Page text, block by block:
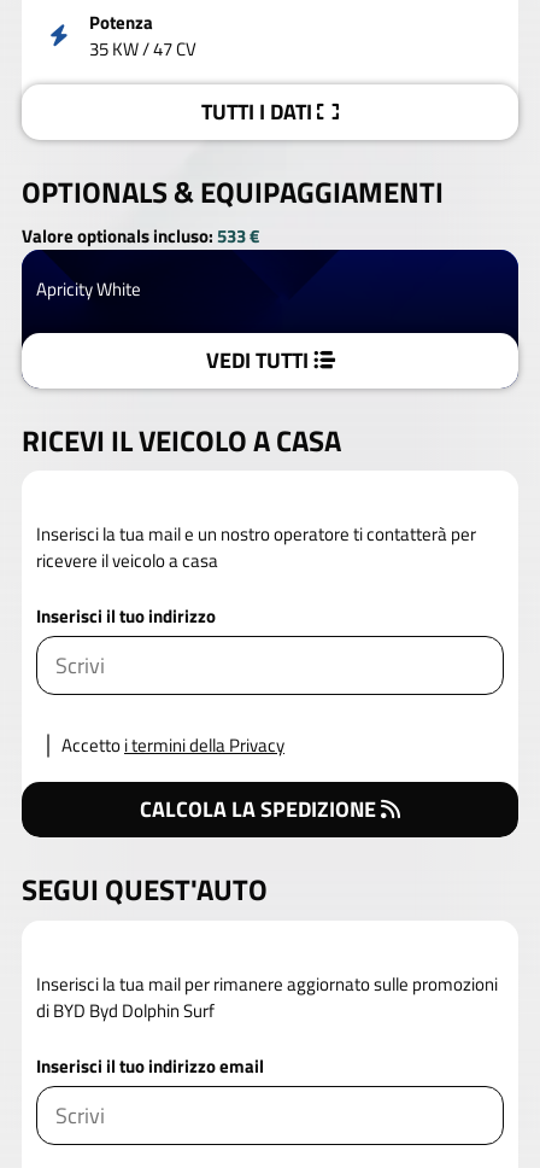
Potenza
35 KW / 47 CV
TUTTI I DATI
OPTIONALS &EQUIPAGGIAMENTI
Valore optionals incluso:533 €
Apricity White
VEDI TUTTI
RICEVI IL VEICOLO A CASA
Inserisci la tua mail e un nostro operatore ti contatterà per
ricevere il veicolo a casa
Inserisci il tuo indirizzo
Accettoi termini della Privacy
CALCOLA LA SPEDIZIONE
SEGUI QUEST'AUTO
Inserisci la tua mail per rimanere aggiornato sulle promozioni
di BYD Byd Dolphin Surf
Inserisci il tuo indirizzo email